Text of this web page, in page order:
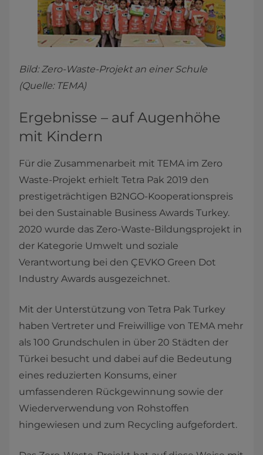
Bild: Zero-Waste-Projekt an einer Schule
(Quelle: TEMA)
Ergebnisse – auf Augenhöhe
mit Kindern
Für die Zusammenarbeit mit TEMA im Zero
Waste-Projekt erhielt Tetra Pak 2019 den
prestigeträchtigen B2NGO-Kooperationspreis
bei den Sustainable Business Awards Turkey.
2020 wurde das Zero-Waste-Bildungsprojekt in
der Kategorie Umwelt und soziale
Verantwortung bei den ÇEVKO Green Dot
Industry Awards ausgezeichnet.
Mit der Unterstützung von Tetra Pak Turkey
haben Vertreter und Freiwillige von TEMA mehr
als 100 Grundschulen in über 20 Städten der
Türkei besucht und dabei auf die Bedeutung
eines reduzierten Konsums, einer
umfassenderen Rückgewinnung sowie der
Wiederverwendung von Rohstoffen
hingewiesen und zum Recycling aufgefordert.